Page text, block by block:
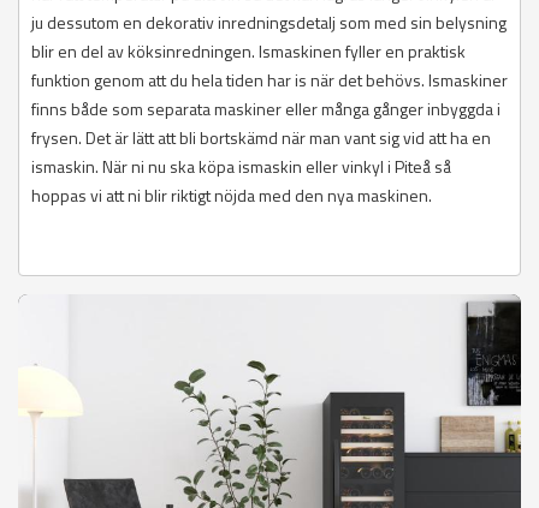
ju dessutom en dekorativ inredningsdetalj som med sin belysning
blir en del av köksinredningen. Ismaskinen fyller en praktisk
funktion genom att du hela tiden har is när det behövs. Ismaskiner
finns både som separata maskiner eller många gånger inbyggda i
frysen. Det är lätt att bli bortskämd när man vant sig vid att ha en
ismaskin. När ni nu ska köpa ismaskin eller vinkyl i Piteå så
hoppas vi att ni blir riktigt nöjda med den nya maskinen.